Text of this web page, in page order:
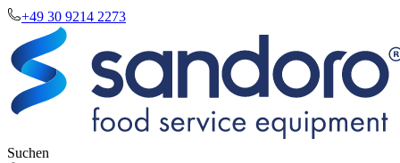
+49 30 9214 2273
Suchen